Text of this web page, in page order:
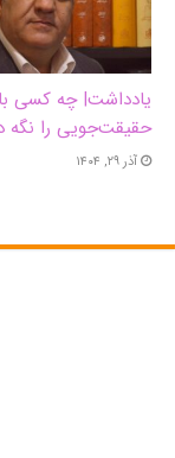
یادداشت| ‌چه کسی
حقیقت‌جویی را نگه
آذر ۲۹, ۱۴۰۴